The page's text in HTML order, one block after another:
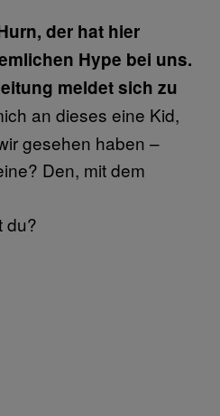
der hat hier
Hype bei uns.
meldet sich zu
an dieses eine Kid,
gesehen haben –
Den, mit dem
du?